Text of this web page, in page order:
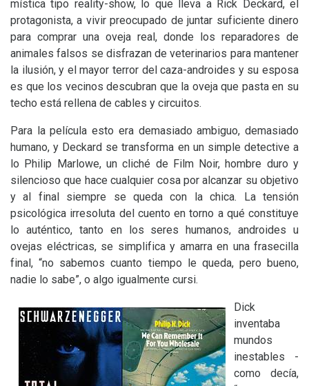
mística tipo reality-show, lo que lleva a Rick Deckard, el
protagonista, a vivir preocupado de juntar suficiente dinero
para comprar una oveja real, donde los reparadores de
animales falsos se disfrazan de veterinarios para mantener
la ilusión, y el mayor terror del caza-androides y su esposa
es que los vecinos descubran que la oveja que pasta en su
techo está rellena de cables y circuitos.
Para la película esto era demasiado ambiguo, demasiado
humano, y Deckard se transforma en un simple detective a
lo Philip Marlowe, un cliché de Film Noir, hombre duro y
silencioso que hace cualquier cosa por alcanzar su objetivo
y al final siempre se queda con la chica. La tensión
psicológica irresoluta del cuento en torno a qué constituye
lo auténtico, tanto en los seres humanos, androides u
ovejas eléctricas, se simplifica y amarra en una frasecilla
final, “no sabemos cuanto tiempo le queda, pero bueno,
nadie lo sabe”, o algo igualmente cursi.
Dick
inventaba
mundos
inestables -
como decía,